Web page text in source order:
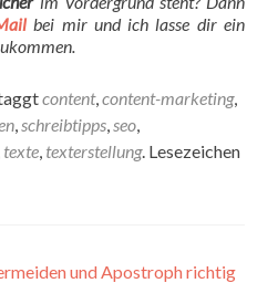
bei mir und ich lasse dir ein
content,content-marketing,
,schreibtipps,seo,
texte, texterstellung. Lesezeichen
und Apostroph richtig